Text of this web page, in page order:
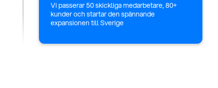
Vi passerar 50 skickliga medarbetare, 80+
kunder och startar den spännande
expansionen till Sverige